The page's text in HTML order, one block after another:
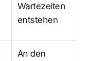
Wartezeiten
entstehen
An den